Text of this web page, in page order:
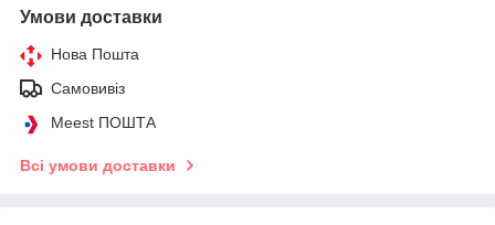
Умови доставки
Нова Пошта
Самовивіз
Meest ПОШТА
Всі умови доставки